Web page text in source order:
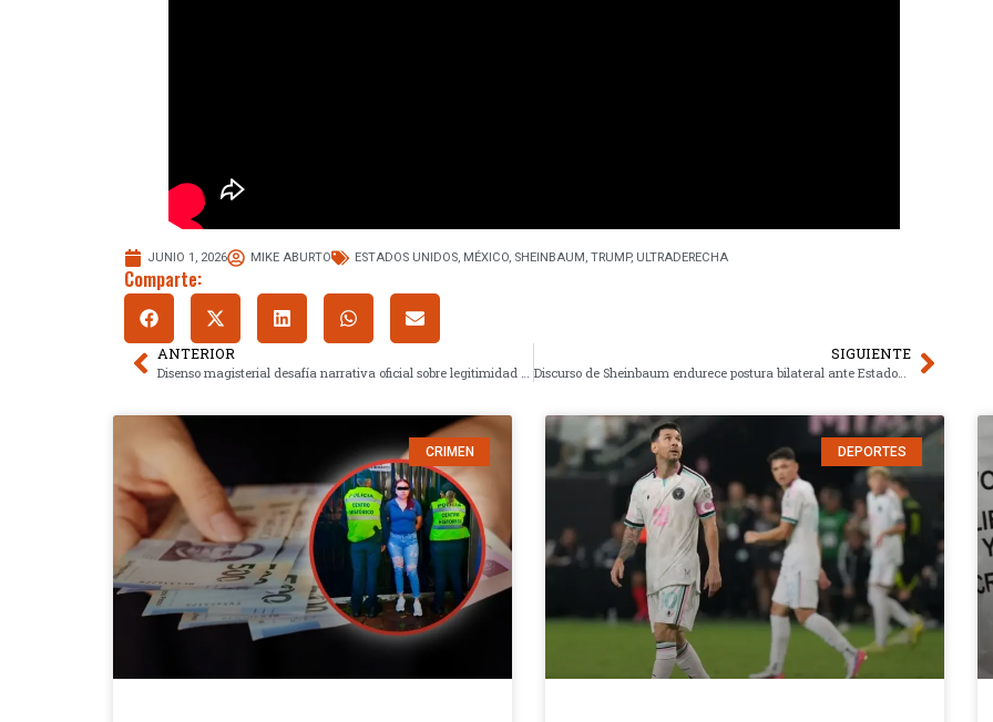
JUNIO 1, 2026 MIKE ABURTO ESTADOS UNIDOS, MÉXICO, SHEINBAUM, TRUMP, ULTRADERECHA
Comparte:
ANTERIOR
Disenso magisterial desafía narrativa oficial sobre legitimidad política en Oaxaca
SIGUIENTE
Discurso de Sheinbaum endurece postura bilateral ante Estados Unidos
CRIMEN DEPORTES